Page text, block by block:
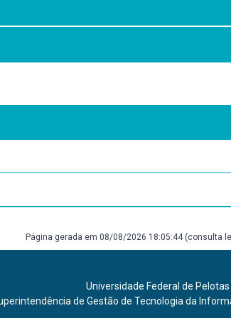
Página gerada em 08/08/2026 18:05:44 (consulta
Universidade Federal de Pelotas
de Gestão de Tecnologia da